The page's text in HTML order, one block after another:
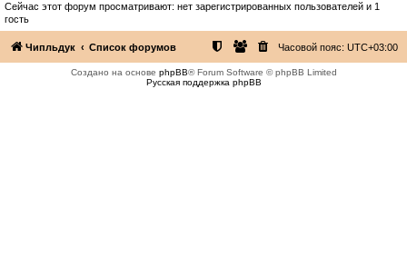
Сейчас этот форум просматривают: нет зарегистрированных пользователей и 1
гость
Чипльдук Список форумов Часовой пояс: UTC+03:00
Создано на основе phpBB® Forum Software © phpBB Limited
Русская поддержка phpBB